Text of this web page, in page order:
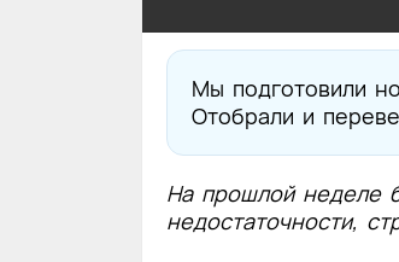
Мы подготовили
Отобрали и
На прошлой неделе
недостаточности,